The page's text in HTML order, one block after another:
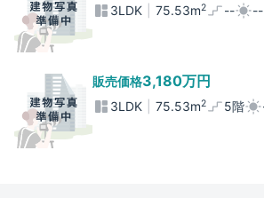
3LDK 75.53m2 -- --
販売価格3,180万円
3LDK 75.53m2 5階